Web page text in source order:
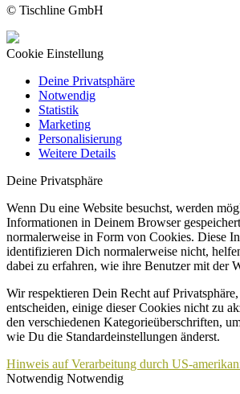
© Tischline GmbH
Cookie Einstellung
Deine Privatsphäre
Notwendig
Statistik
Marketing
Personalisierung
Weitere Details
Deine Privatsphäre
Wenn Du eine Website besuchst, werden
Informationen in Deinem Browser
normalerweise in Form von Cookies. Diese
identifizieren Dich normalerweise nicht,
dabei zu erfahren, wie ihre Benutzer mit der
Wir respektieren Dein Recht auf
entscheiden, einige dieser Cookies nicht zu
den verschiedenen Kategorieüberschriften,
wie Du die Standardeinstellungen änderst.
Hinweis auf Verarbeitung durch US-
Notwendig Notwendig